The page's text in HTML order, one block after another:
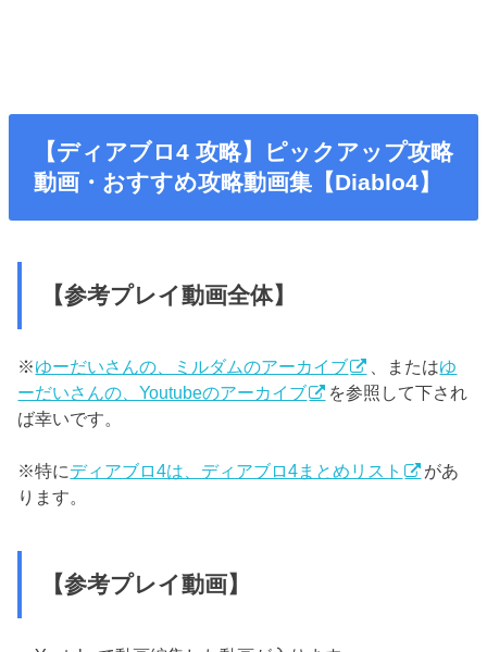
【ディアブロ4 攻略】ピックアップ攻略
動画・おすすめ攻略動画集【Diablo4】
【参考プレイ動画全体】
※ゆーだいさんの、ミルダムのアーカイブ 、またはゆ
ーだいさんの、Youtubeのアーカイブ
を参照して下され
ば幸いです。
※特にディアブロ4は、ディアブロ4まとめリスト
があ
ります。
【参考プレイ動画】